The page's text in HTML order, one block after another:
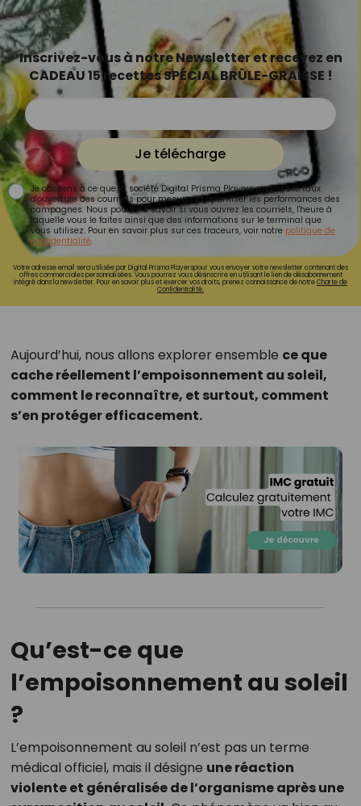
Inscrivez-vous à notre Newsletter et recevez en
CADEAU 15 recettes SPÉCIAL BRÛLE-GRAISSE !
Je télécharge
Je consens à ce que la société Digital Prisma Players analyse le taux
d'ouverture des courriels pour mesurer et optimiser les performances des
campagnes. Nous pourrons savoir si vous ouvrez les courriels, l'heure à
laquelle vous le faites ainsi que des informations sur le terminal que
vous utilisez. Pour en savoir plus sur ces traceurs, voir notre politique de
confidentialité.
Votre adresse email sera utilisée par Digital Prisma Playerspour vous envoyer votre newsletter contenant des
offres commerciales personnalisées. Vous pourrez vous désinscrire en utilisant le lien de désabonnement
intégré dans la newsletter. Pour en savoir plus et exercer vos droits, prenez connaissance de notreCharte de
Confidentialité.
Aujourd’hui, nous allons explorer ensemble ce que
cache réellement l’empoisonnement au soleil,
comment le reconnaître, et surtout, comment
s’en protéger efficacement.
Qu’est-ce que
l’empoisonnement au soleil
?
L’empoisonnement au soleil n’est pas un terme
médical officiel, mais il désigne une réaction
violente et généralisée de l’organisme après une